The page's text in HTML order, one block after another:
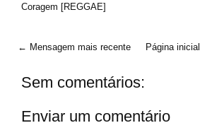
Coragem [REGGAE]
← Mensagem mais recente Página inicial
Sem comentários:
Enviar um comentário